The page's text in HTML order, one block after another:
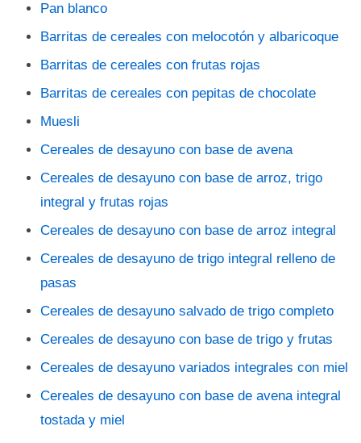
Pan blanco
Barritas de cereales con melocotón y albaricoque
Barritas de cereales con frutas rojas
Barritas de cereales con pepitas de chocolate
Muesli
Cereales de desayuno con base de avena
Cereales de desayuno con base de arroz, trigo
integral y frutas rojas
Cereales de desayuno con base de arroz integral
Cereales de desayuno de trigo integral relleno de
pasas
Cereales de desayuno salvado de trigo completo
Cereales de desayuno con base de trigo y frutas
Cereales de desayuno variados integrales con miel
Cereales de desayuno con base de avena integral
tostada y miel